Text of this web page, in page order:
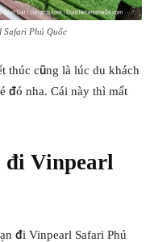
Safari Phú Quốc
thúc cũng là lúc du khách
đó nha. Cái này thì mất
đi Vinpearl
đi Vinpearl Safari Phú